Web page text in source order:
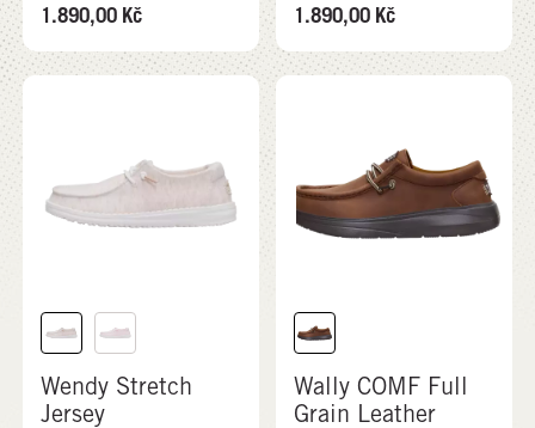
1.890,00 Kč 1.890,00 Kč
Wendy Stretch
Jersey
Wally COMF Full
Grain Leather